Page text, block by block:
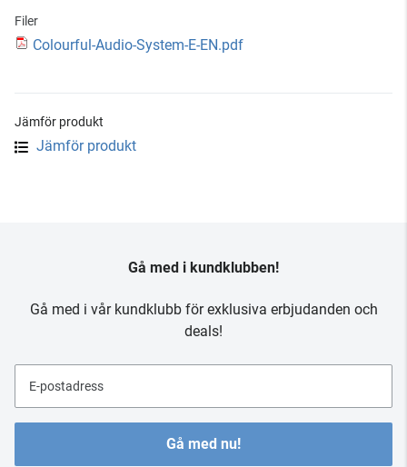
Filer
Colourful-Audio-System-E-EN.pdf
Jämför produkt
Jämför produkt
Gå med i kundklubben!
Gå med i vår kundklubb för exklusiva erbjudanden och
deals!
E-postadress
Gå med nu!